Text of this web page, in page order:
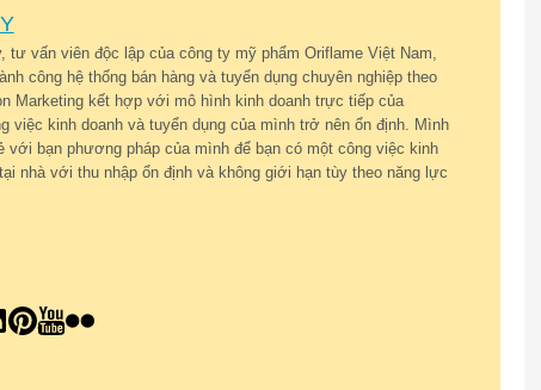
tư vấn viên độc lập của công ty mỹ phẩm Oriflame Việt Nam,
công hệ thống bán hàng và tuyển dụng chuyên nghiệp theo
Marketing kết hợp với mô hình kinh doanh trực tiếp của
việc kinh doanh và tuyển dụng của mình trở nên ổn định. Mình
với bạn phương pháp của mình để bạn có một công việc kinh
nhà với thu nhập ổn định và không giới hạn tùy theo năng lực